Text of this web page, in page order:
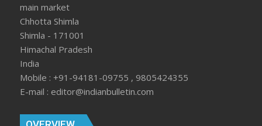
main market
Chhotta Shimla
Shimla - 171001
Himachal Pradesh
India
Mobile : +91-94181-09755 , 9805424355
E-mail : editor@indianbulletin.com